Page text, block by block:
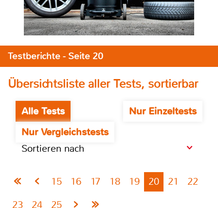
Testberichte - Seite 20
Übersichtsliste aller Tests, sortierbar
Alle Tests
Nur Einzeltests
Nur Vergleichstests
Sortieren nach
15 16 17 18 19 20 21
22
23
24 25